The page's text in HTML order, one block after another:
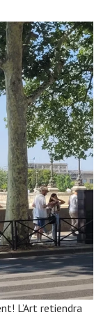
L’Art retiendra